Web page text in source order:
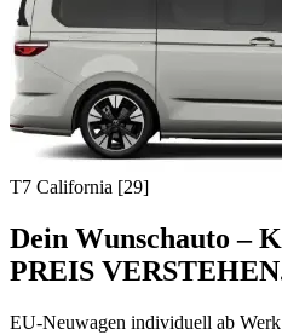
T7 California [29]
Dein Wunschauto –
PREIS
EU-Neuwagen individuell ab